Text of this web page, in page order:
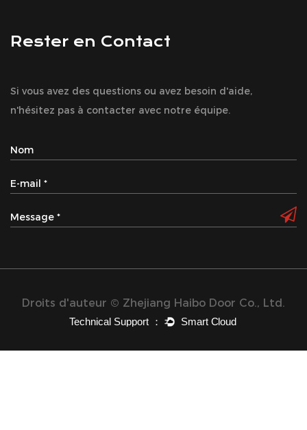
Rester en Contact
Si vous avez des questions ou avez besoin d'aide,
n'hésitez pas à contacter avec notre équipe.
Droits d'auteur © Zhejiang Haibo Door Co., Ltd.